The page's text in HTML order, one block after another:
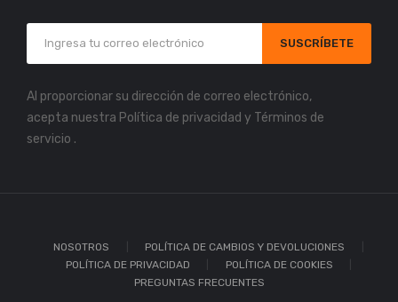
SUSCRÍBETE
Al proporcionar su dirección de correo electrónico,
acepta nuestra Política de privacidad y Términos de
servicio .
NOSOTROS
POLÍTICA DE CAMBIOS Y DEVOLUCIONES
POLÍTICA DE PRIVACIDAD
POLÍTICA DE COOKIES
PREGUNTAS FRECUENTES